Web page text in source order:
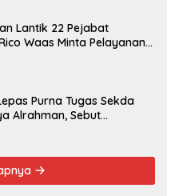
Lantik 22 Pejabat
Waas Minta Pelayanan
Purna Tugas Sekda
Alrahman, Sebut